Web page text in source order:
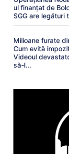
ul finanțat de
SGG are legături
Milioane furate
Cum evită
Videoul
să-l...